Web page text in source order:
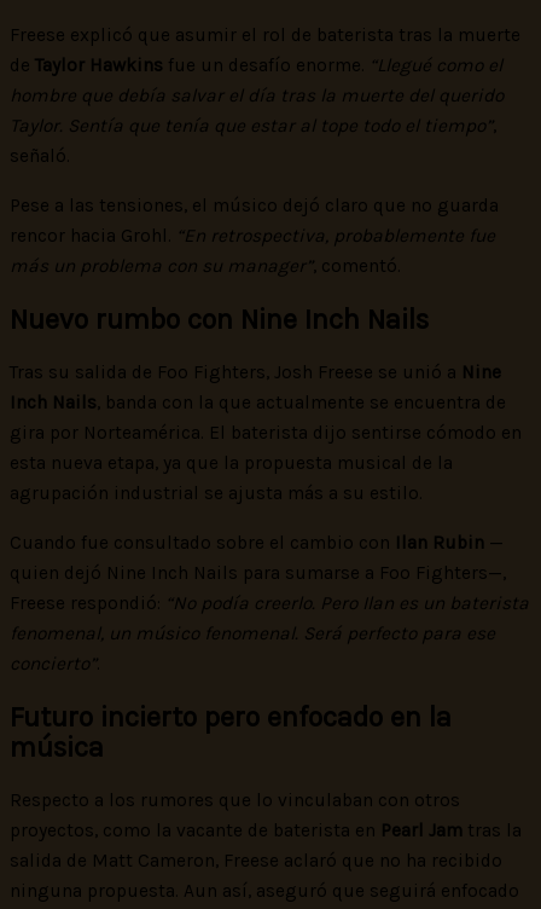
Freese explicó que asumir el rol de baterista tras la muerte
de Taylor Hawkins fue un desafío enorme. “Llegué como el
hombre que debía salvar el día tras la muerte del querido
Taylor. Sentía que tenía que estar al tope todo el tiempo”,
señaló.
Pese a las tensiones, el músico dejó claro que no guarda
rencor hacia Grohl. “En retrospectiva, probablemente fue
más un problema con su manager”, comentó.
Nuevo rumbo con Nine Inch Nails
Tras su salida de Foo Fighters, Josh Freese se unió a Nine
Inch Nails, banda con la que actualmente se encuentra de
gira por Norteamérica. El baterista dijo sentirse cómodo en
esta nueva etapa, ya que la propuesta musical de la
agrupación industrial se ajusta más a su estilo.
Cuando fue consultado sobre el cambio con Ilan Rubin —
quien dejó Nine Inch Nails para sumarse a Foo Fighters—,
Freese respondió: “No podía creerlo. Pero Ilan es un baterista
fenomenal, un músico fenomenal. Será perfecto para ese
concierto”.
Futuro incierto pero enfocado en la
música
Respecto a los rumores que lo vinculaban con otros
proyectos, como la vacante de baterista en Pearl Jam tras la
salida de Matt Cameron, Freese aclaró que no ha recibido
ninguna propuesta. Aun así, aseguró que seguirá enfocado